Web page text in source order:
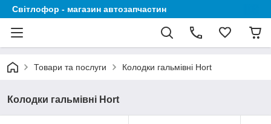
Світлофор - магазин автозапчастин
Товари та послуги Колодки гальмівні Hort
Колодки гальмівні Hort